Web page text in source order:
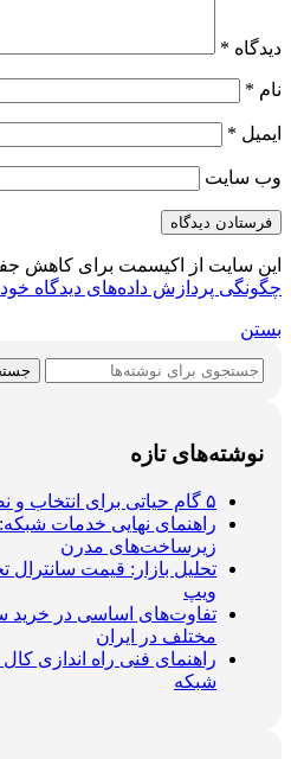
دیدگاه *
نام *
ایمیل *
وب‌ سایت
این سایت از اکیسمت برای کاهش
چگونگی پردازش داده‌های دیدگاه خود
بستن
نوشته‌های تازه
۵ گام حیاتی برای انتخاب و نصب تجهیزات ویپ پیشرفته
راهنمای نهایی خدمات
زیرساخت‌های مدرن
تحلیل بازار: قیمت سانترال
ویپ
تفاوت‌های اساسی در خرید
مختلف در ایران
شبکه